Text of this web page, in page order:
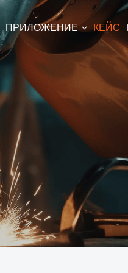
ПРИЛОЖЕНИЕ КЕЙС